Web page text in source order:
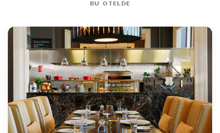
BU OTELDE